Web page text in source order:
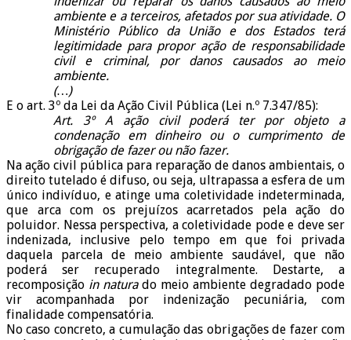
ambiente e a terceiros, afetados por sua atividade. O
Ministério Público da União e dos Estados terá
legitimidade para propor ação de responsabilidade
civil e criminal, por danos causados ao meio
ambiente.
(…)
E o art. 3º da Lei da Ação Civil Pública (Lei n.º 7.347/85):
Art. 3º A ação civil poderá ter por objeto a
condenação em dinheiro ou o cumprimento de
obrigação de fazer ou não fazer.
Na ação civil pública para reparação de danos ambientais, o
direito tutelado é difuso, ou seja, ultrapassa a esfera de um
único indivíduo, e atinge uma coletividade indeterminada,
que arca com os prejuízos acarretados pela ação do
poluidor. Nessa perspectiva, a coletividade pode e deve ser
indenizada, inclusive pelo tempo em que foi privada
daquela parcela de meio ambiente saudável, que não
poderá ser recuperado integralmente. Destarte, a
recomposição in naturado meio ambiente degradado pode
vir acompanhada por indenização pecuniária, com
finalidade compensatória.
No caso concreto, a cumulação das obrigações de fazer com